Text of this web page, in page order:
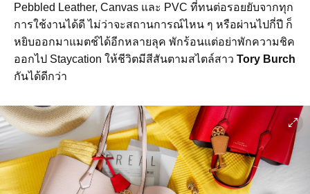
Pebbled Leather, Canvas และ PVC ที่ทนต่อรอยยับจากทุก
การใช้งานได้ดี ไม่ว่าจะสถานการณ์ไหน ๆ หรือผ่านไปกี่ปี ก็
หยิบออกมาแมตช์ได้อีกหลายลุค พักร้อนแต่อย่าพักความชิค
ออกไป Staycation ให้ชีวิตมีสีสันตามสไตล์สาว Tory Burch
กันได้ดีกว่า